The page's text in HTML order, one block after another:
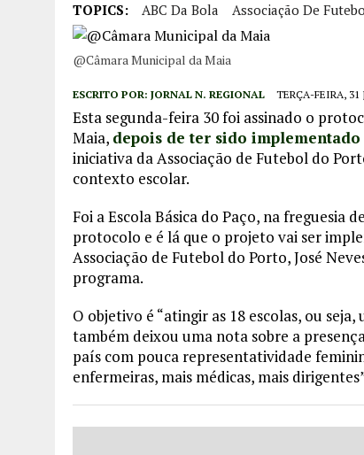
TOPICS: ABC Da Bola Associação De
@Câmara Municipal da Maia
ESCRITO POR: JORNAL N. REGIONAL TERÇA-FEIRA, 31
Esta segunda-feira 30 foi assinado o
Maia, depois de ter sido
iniciativa da Associação de Futebol do
contexto escolar.
Foi a Escola Básica do Paço, na freguesia
protocolo e é lá que o projeto vai ser
Associação de Futebol do Porto, José
programa.
O objetivo é “atingir as 18 escolas, ou
também deixou uma nota sobre a
país com pouca representatividade
enfermeiras, mais médicas, mais